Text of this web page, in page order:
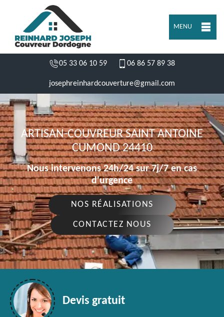
MENU
05 33 06 10 59 06 86 57 89 38
josephreinhardcouverture@gmail.com
ARTISAN-COUVREUR SAINT ANTOINE
CUMOND 24410
Nous intervenons 24h/24 sur 7j/7 en cas
d'urgence
NOS RÉALISATIONS
CONTACTEZ NOUS
Devis gratuit